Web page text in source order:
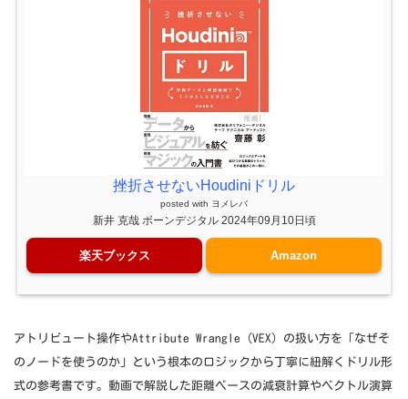
挫折させないHoudiniドリル
posted with ヨメレバ
新井 克哉 ボーンデジタル 2024年09月10日頃
楽天ブックス Amazon
アトリビュート操作やAttribute Wrangle（VEX）の扱い方を「なぜそ
のノードを使うのか」という根本のロジックから丁寧に紐解くドリル形
式の参考書です。動画で解説した距離ベースの減衰計算やベクトル演算